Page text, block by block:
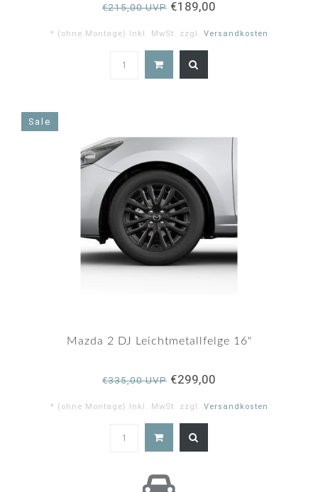
€215,00 UVP €189,00
* (ohne Montage) Inkl. MwSt. zzgl. Versandkosten
Sale
Mazda 2 DJ Leichtmetallfelge 16"
€335,00 UVP €299,00
* (ohne Montage) Inkl. MwSt. zzgl. Versandkosten